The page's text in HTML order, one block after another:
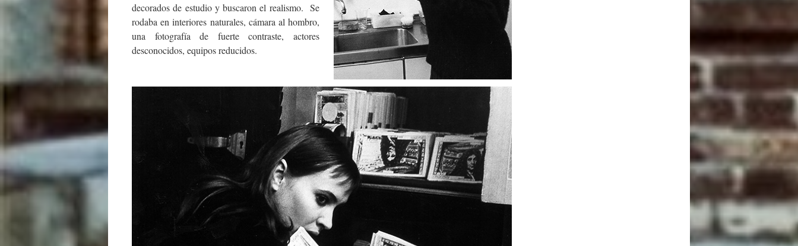
decorados de estudio y buscaron el realismo. Se
rodaba en interiores naturales, cámara al hombro,
una fotografía de fuerte contraste, actores
desconocidos, equipos reducidos.